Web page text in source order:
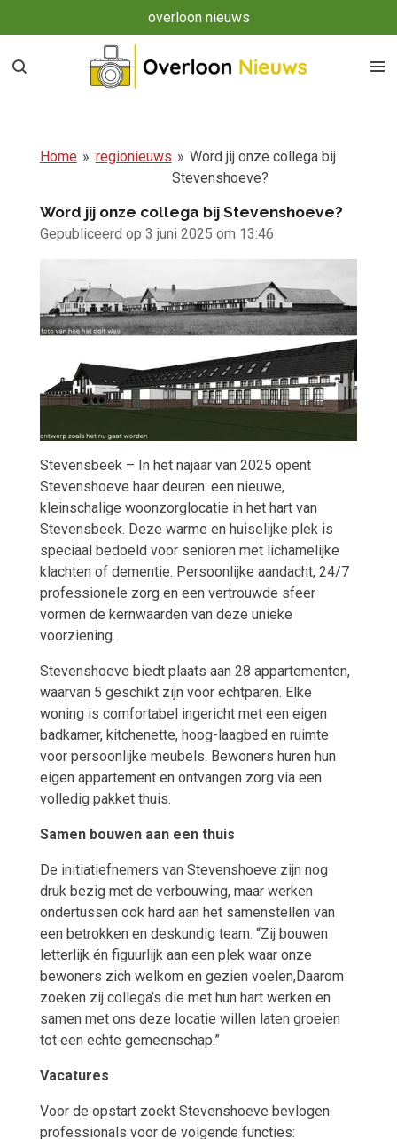
direct
naar
overloon nieuws
Home » regionieuws » Word jij onze collega bij
Stevenshoeve?
Word jij onze collega bij Stevenshoeve?
Gepubliceerd op 3 juni 2025 om 13:46
Stevensbeek – In het najaar van 2025 opent
Stevenshoeve haar deuren: een nieuwe,
kleinschalige woonzorglocatie in het hart van
Stevensbeek. Deze warme en huiselijke plek is
speciaal bedoeld voor senioren met lichamelijke
klachten of dementie. Persoonlijke aandacht, 24/7
professionele zorg en een vertrouwde sfeer
vormen de kernwaarden van deze unieke
voorziening.
Stevenshoeve biedt plaats aan 28 appartementen,
waarvan 5 geschikt zijn voor echtparen. Elke
woning is comfortabel ingericht met een eigen
badkamer, kitchenette, hoog-laagbed en ruimte
voor persoonlijke meubels. Bewoners huren hun
eigen appartement en ontvangen zorg via een
volledig pakket thuis.
Samen bouwen aan een thuis
De initiatiefnemers van Stevenshoeve zijn nog
druk bezig met de verbouwing, maar werken
ondertussen ook hard aan het samenstellen van
een betrokken en deskundig team. “Zij bouwen
letterlijk én figuurlijk aan een plek waar onze
bewoners zich welkom en gezien voelen,Daarom
zoeken zij collega’s die met hun hart werken en
samen met ons deze locatie willen laten groeien
tot een echte gemeenschap.”
Vacatures
Voor de opstart zoekt Stevenshoeve bevlogen
professionals voor de volgende functies: